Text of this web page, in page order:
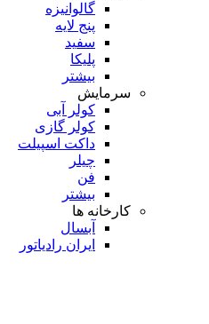
گالوانیزه
پنج لایه
سفید
پلیکا
بیشتر
سرمایش
کولر آبی
کولر گازی
داکت اسپیلت
چیلر
فن
بیشتر
کارخانه ها
آبسال
ایران رادیاتور